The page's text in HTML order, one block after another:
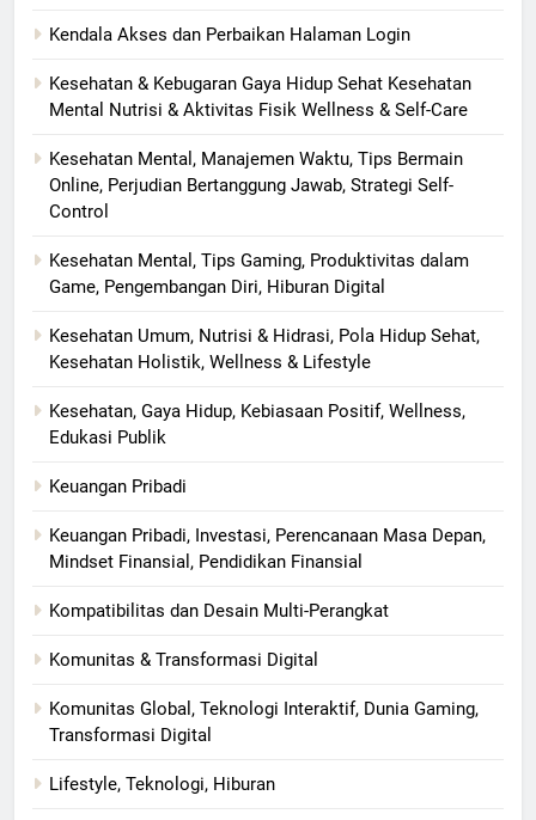
Kendala Akses dan Perbaikan Halaman Login
Kesehatan & Kebugaran Gaya Hidup Sehat Kesehatan
Mental Nutrisi & Aktivitas Fisik Wellness & Self-Care
Kesehatan Mental, Manajemen Waktu, Tips Bermain
Online, Perjudian Bertanggung Jawab, Strategi Self-
Control
Kesehatan Mental, Tips Gaming, Produktivitas dalam
Game, Pengembangan Diri, Hiburan Digital
Kesehatan Umum, Nutrisi & Hidrasi, Pola Hidup Sehat,
Kesehatan Holistik, Wellness & Lifestyle
Kesehatan, Gaya Hidup, Kebiasaan Positif, Wellness,
Edukasi Publik
Keuangan Pribadi
Keuangan Pribadi, Investasi, Perencanaan Masa Depan,
Mindset Finansial, Pendidikan Finansial
Kompatibilitas dan Desain Multi-Perangkat
Komunitas & Transformasi Digital
Komunitas Global, Teknologi Interaktif, Dunia Gaming,
Transformasi Digital
Lifestyle, Teknologi, Hiburan